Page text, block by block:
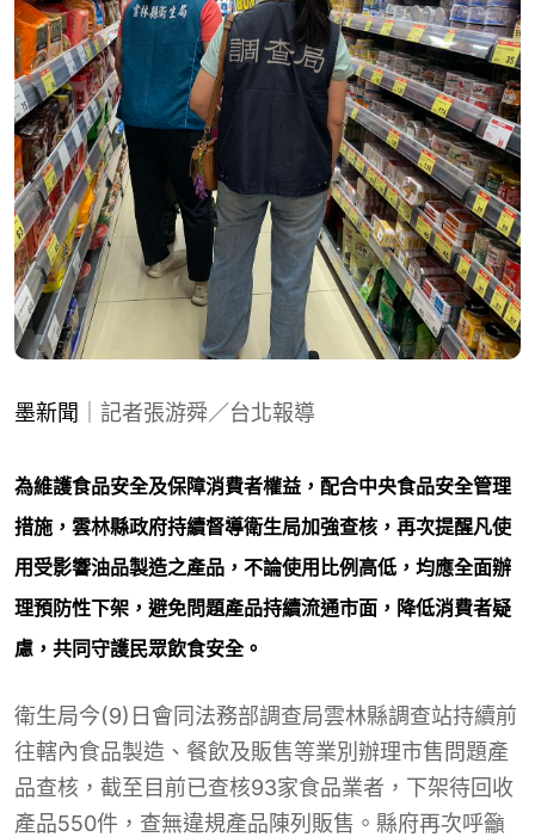
墨新聞 ｜記者張游舜／台北報導
為維護食品安全及保障消費者權益，配合中央食品安全管理
措施，雲林縣政府持續督導衛生局加強查核，再次提醒凡使
用受影響油品製造之產品，不論使用比例高低，均應全面辦
理預防性下架，避免問題產品持續流通市面，降低消費者疑
慮，共同守護民眾飲食安全。
衛生局今(9)日會同法務部調查局雲林縣調查站持續前
往轄內食品製造、餐飲及販售等業別辦理市售問題產
品查核，截至目前已查核93家食品業者，下架待回收
產品550件，查無違規產品陳列販售。縣府再次呼籲